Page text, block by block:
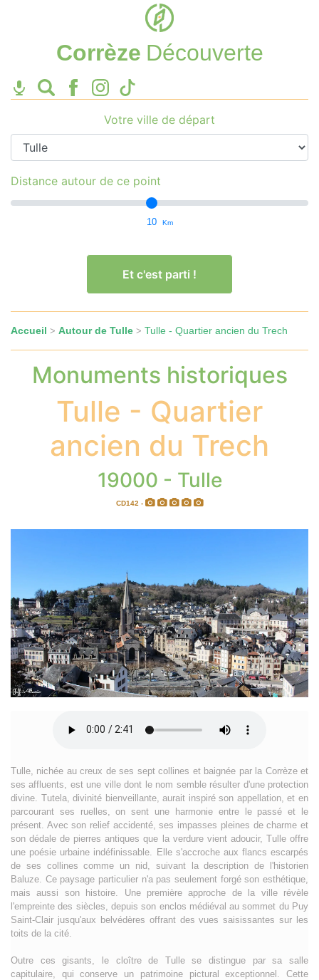
Corrèze Découverte
Votre ville de départ
Distance autour de ce point
10 Km
Et c'est parti !
Accueil > Autour de Tulle > Tulle - Quartier ancien du Trech
Monuments historiques
Tulle - Quartier
ancien du Trech
19000 - Tulle
CD142 -
Tulle, nichée au creux de ses sept collines et baignée par la Corrèze et
ses affluents, est une ville dont le nom semble résulter d'une protection
divine. Tutela, divinité bienveillante, aurait inspiré son appellation, et en
parcourant ses ruelles, on sent une harmonie entre le passé et le
présent. Avec son relief accidenté, ses impasses pleines de charme et
son dédale de pierres antiques que la verdure vient adoucir, Tulle offre
une poésie urbaine indéfinissable. Elle s'accroche aux flancs escarpés
de ses collines comme un nid, suivant la description de l'historien
Baluze. Ce paysage particulier n'a pas seulement forgé son esthétique,
mais aussi son histoire. Une première approche de la ville révèle
l'empreinte des siècles, depuis son enclos médiéval au sommet du Puy
Saint-Clair jusqu'aux belvédères offrant des vues saisissantes sur les
toits de la cité.
Outre ces gisants, le cloître de Tulle se distingue par sa salle
capitulaire, qui conserve un patrimoine pictural exceptionnel. Cette